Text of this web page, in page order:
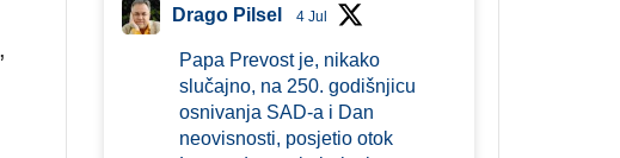
Drago Pilsel 4 Jul
Papa Prevost je, nikako
slučajno, na 250. godišnjicu
osnivanja SAD-a i Dan
neovisnosti, posjetio otok